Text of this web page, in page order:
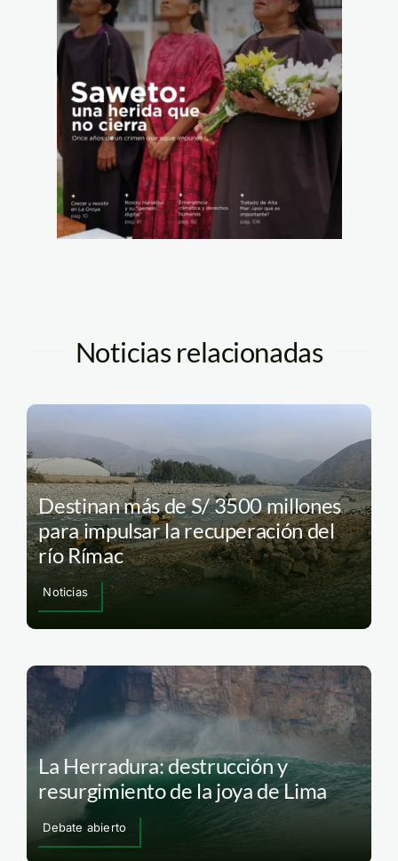
Noticias relacionadas
Destinan más de S/ 3500 millones
para impulsar la recuperación del
río Rímac
Noticias
La Herradura: destrucción y
resurgimiento de la joya de Lima
Debate abierto